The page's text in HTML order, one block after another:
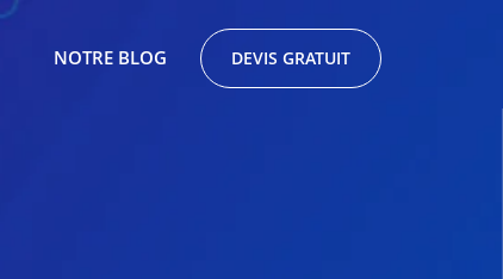
NOTRE BLOG DEVIS GRATUIT